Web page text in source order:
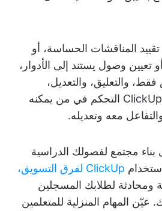
المناقشات الحساسة، أو
تعيين وصول يستند إلى الأدوار،
والتعليق، والتعديل،
والأذونات الكاملة من ClickUp التحكم في من يمكنه
معه وتعديله.
مجتمع لفصولك الدراسية
ClickUp لفرق التسويق،
لطلابك المسجلين
المهام المنزلية للمتعلمين